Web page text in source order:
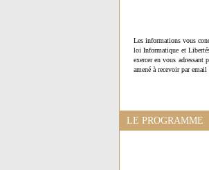
Les informations vous
loi Informatique et
exercer en vous
amené à recevoir par
LE PROGRAMME